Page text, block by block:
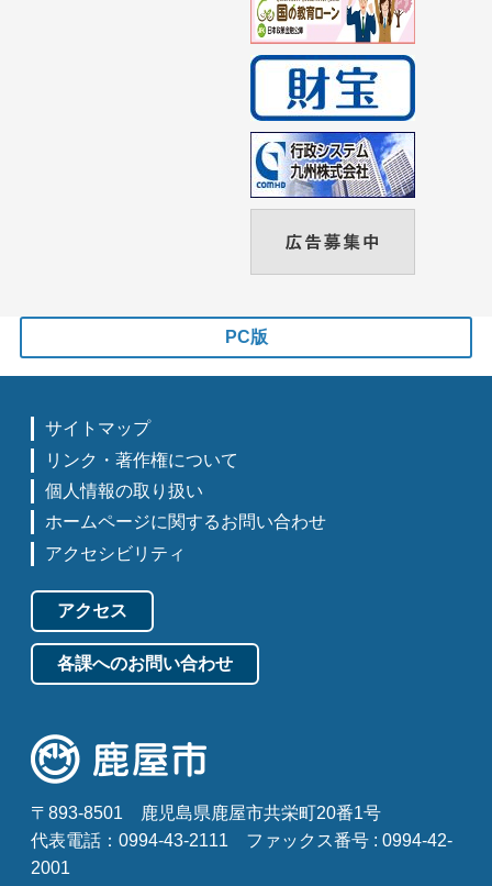
PC版
サイトマップ
リンク・著作権について
個人情報の取り扱い
ホームページに関するお問い合わせ
アクセシビリティ
アクセス
各課へのお問い合わせ
〒893-8501
鹿児島県鹿屋市共栄町20番1号
代表電話：0994-43-2111
ファックス番号 : 0994-42-
2001